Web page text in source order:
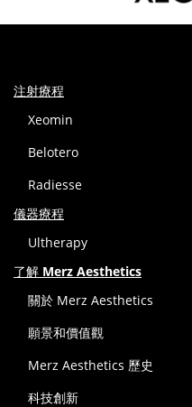
注射療程
Xeomin
Belotero
Radiesse
儀器療程
Ultherapy
了解 Merz Aesthetics
關於 Merz Aesthetics
願景和價值觀
Merz Aesthetics 歷史
科技創新